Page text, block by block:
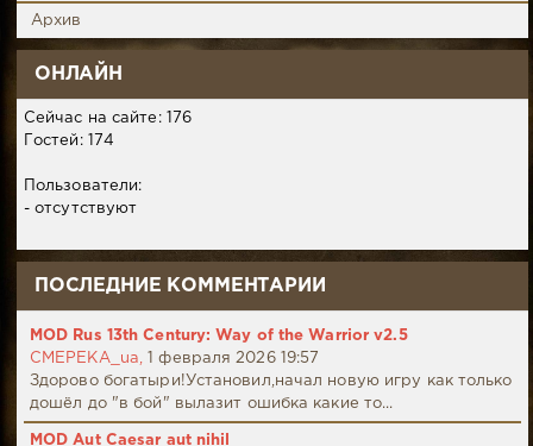
Архив
ОНЛАЙН
Сейчас на сайте: 176
Гостей: 174
Пользователи:
- отсутствуют
ПОСЛЕДНИЕ КОММЕНТАРИИ
MOD Rus 13th Century: Way of the Warrior v2.5
CMEPEKA_ua,
1 февраля 2026 19:57
Здорово богатыри!Установил,начал новую игру как только
дошёл до "в бой" вылазит ошибка какие то...
MOD Aut Caesar aut nihil